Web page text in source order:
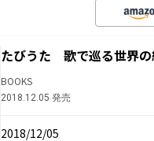
たびうた 歌で巡る世界の
BOOKS
2018.12.05 発売
2018/12/05